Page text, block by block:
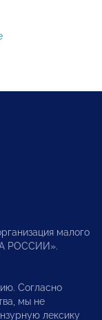
малого
РОССИИ».
Согласно
мы не
лексику